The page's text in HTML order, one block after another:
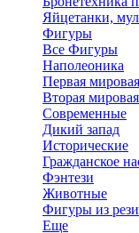
Яйцетанки,
Фигуры
Все Фигуры
Наполеоника
Первая
Вторая
Современные
Дикий запад
Исторические
Гражданское
Фэнтези
Животные
Фигуры из
Еще